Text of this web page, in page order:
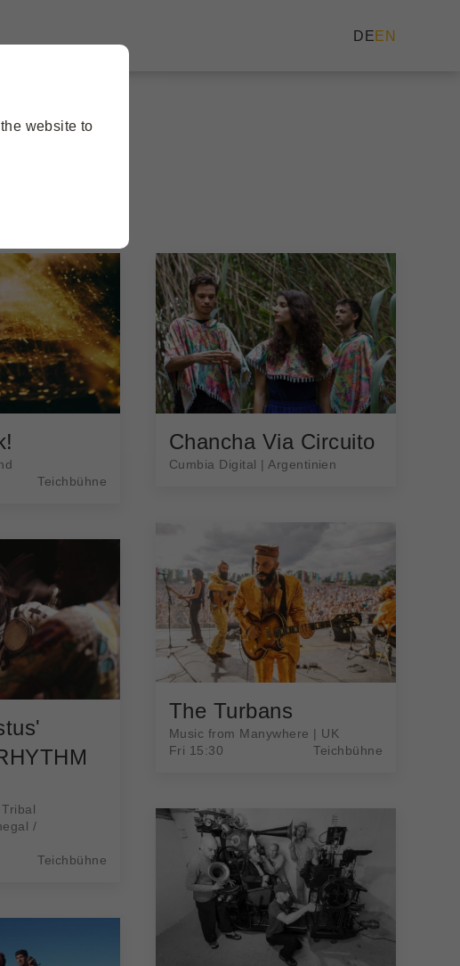
DE EN
Teichbühne
Chancha Via Circuito
Cumbia Digital | Argentinien
The Turbans
Music from Manywhere | UK
Fri 15:30
Teichbühne
/
Teichbühne
website to